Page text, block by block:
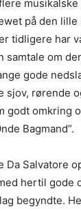
på den
tidligere har
samtale om
gode
sjov, rørende
godt omkring
Bagmand”.
Da Salvatore
hertil gode
begyndte.